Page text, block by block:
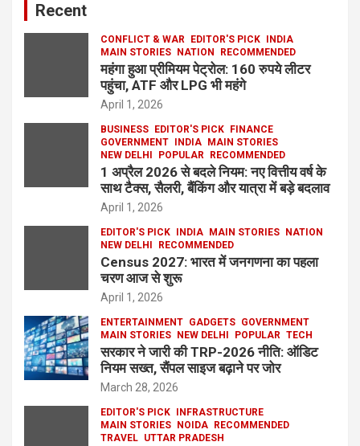
Recent
CONFLICT & WAR EDITOR'S PICK
INDIA
MAIN STORIES
NATION RECOMMENDED
महंगा हुआ प्रीमियम पेट्रोल: 160 रुपये लीटर
पहुंचा, ATF और LPG भी महंगे
April 1, 2026
BUSINESS EDITOR'S PICK
FINANCE
GOVERNMENT
INDIA
MAIN STORIES
NEW DELHI
POPULAR RECOMMENDED
1 अप्रैल 2026 से बदले नियम: नए वित्तीय वर्ष के
साथ टैक्स, सैलरी, बैंकिंग और यात्रा में बड़े बदलाव
April 1, 2026
EDITOR'S PICK INDIA MAIN STORIES
NATION
NEW DELHI
RECOMMENDED
Census 2027: भारत में जनगणना का पहला
चरण आज से शुरू
April 1, 2026
ENTERTAINMENT GADGETS GOVERNMENT
MAIN STORIES
NEW DELHI POPULAR TECH
सरकार ने जारी की TRP-2026 नीति: ऑडिट
नियम सख्त, सैंपल साइज बढ़ाने पर जोर
March 28, 2026
EDITOR'S PICK
INFRASTRUCTURE
MAIN STORIES
NOIDA
RECOMMENDED
TRAVEL UTTAR PRADESH